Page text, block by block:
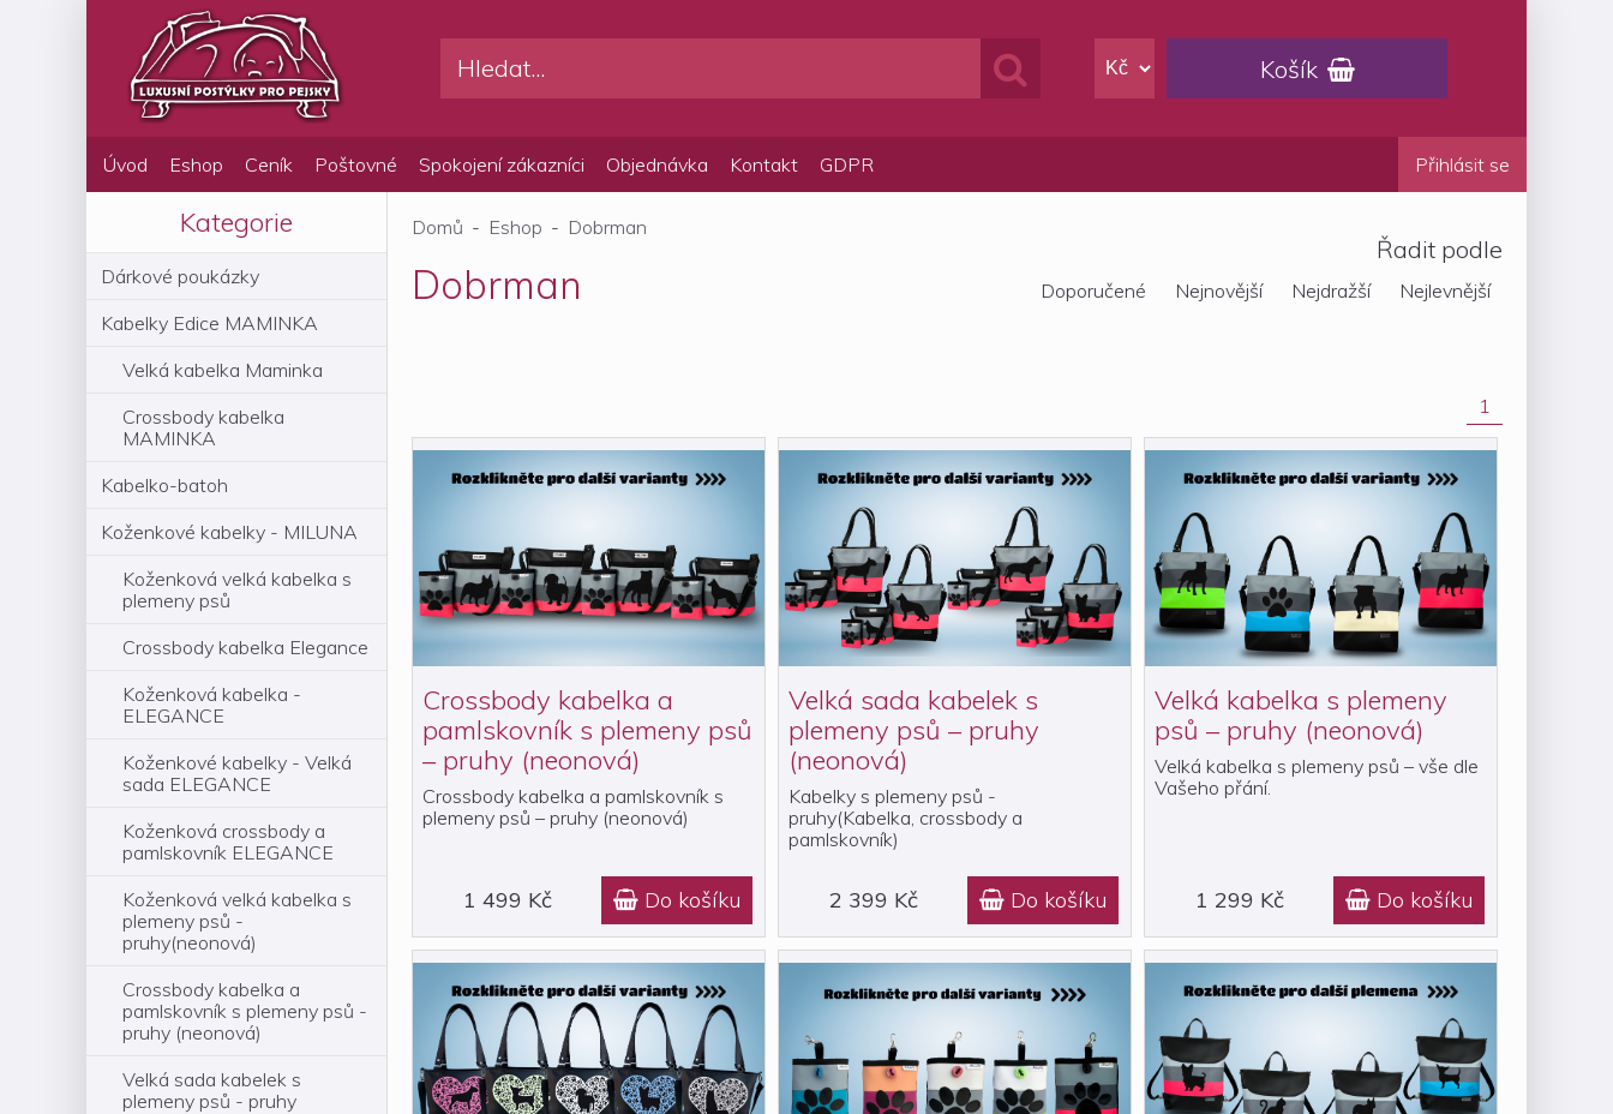
Úvod Eshop Ceník Poštovné Spokojení zákazníci Objednávka Kontakt GDPR Přihlásit se
Košík 
Kategorie
Dárkové poukázky
Kabelky Edice MAMINKA
Velká kabelka Maminka
Crossbody kabelka
MAMINKA
Kabelko-batoh
Koženkové kabelky - MILUNA
Koženková velká kabelka s
plemeny psů
Crossbody kabelka Elegance
Koženková kabelka -
ELEGANCE
Koženkové kabelky - Velká
sada ELEGANCE
Koženková crossbody a
pamlskovník ELEGANCE
Koženková velká kabelka s
plemeny psů -
pruhy(neonová)
Crossbody kabelka a
pamlskovník s plemeny psů -
pruhy (neonová)
Velká sada kabelek s
plemeny psů - pruhy
Domů - Eshop - Dobrman
Dobrman
Řadit podle
Doporučené Nejnovější Nejdražší Nejlevnější
1
Crossbody kabelka a
pamlskovník s plemeny psů
– pruhy (neonová)
Crossbody kabelka a pamlskovník s
plemeny psů – pruhy (neonová)
1 499 Kč  Do košíku
Velká sada kabelek s
plemeny psů – pruhy
(neonová)
Kabelky s plemeny psů -
pruhy(Kabelka, crossbody a
pamlskovník)
2 399 Kč  Do košíku
Velká kabelka s plemeny
psů – pruhy (neonová)
Velká kabelka s plemeny psů – vše dle
Vašeho přání.
1 299 Kč  Do košíku